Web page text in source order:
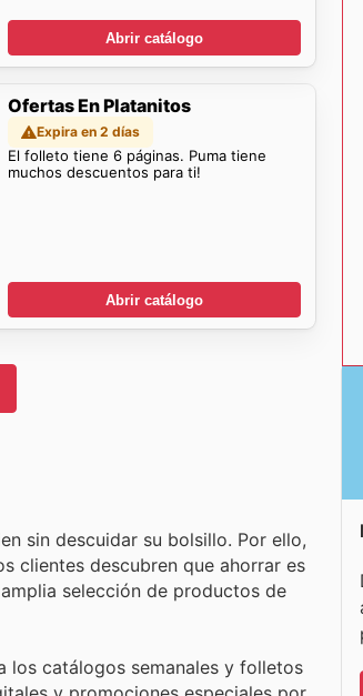
Abrir catálogo
Ofertas En Platanitos
Expira en 2 días
El folleto tiene 6 páginas. Puma tiene
muchos descuentos para ti!
Abrir catálogo
sin descuidar su bolsillo. Por ello,
clientes descubren que ahorrar es
selección de productos de
los catálogos semanales y folletos